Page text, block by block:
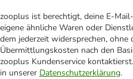
zooplus ist berechtigt, deine E-
eigene ähnliche Waren oder
dem jederzeit widersprechen, ohne
Übermittlungskosten nach den
zooplus Kundenservice
in unserer Datenschutzerklärung.